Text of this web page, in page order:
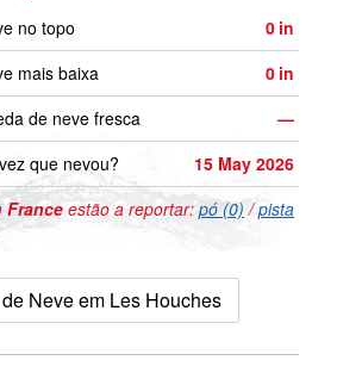
no topo 0 in
mais baixa
0 in
de neve fresca
—
que nevou?
15 May 2026
France estão a reportar: pó (0) /pista
Neve em Les Houches